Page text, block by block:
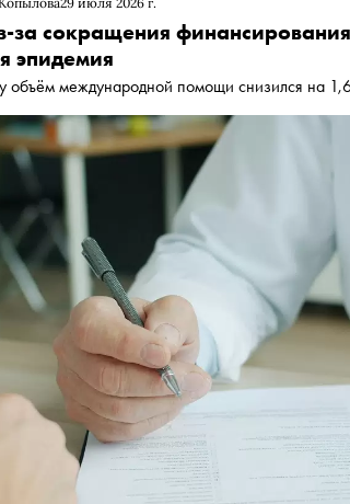
сокращения
эпидемия
объём международной помощи снизился на